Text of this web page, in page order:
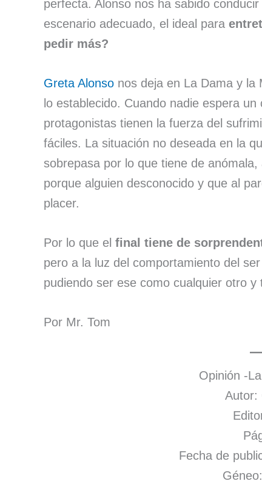
perfecta. Alonso nos ha sabido
escenario adecuado, el ideal para
pedir más?
Greta Alonso nos deja en La Dama y la
lo establecido. Cuando nadie espera
protagonistas tienen la fuerza del
fáciles. La situación no deseada en la
sobrepasa por lo que tiene de
porque alguien desconocido y que al
placer.
Por lo que el final tiene de
pero a la luz del comportamiento del
pudiendo ser ese como cualquier otro
Por Mr. Tom
Opinión -
Autor:
Fecha de